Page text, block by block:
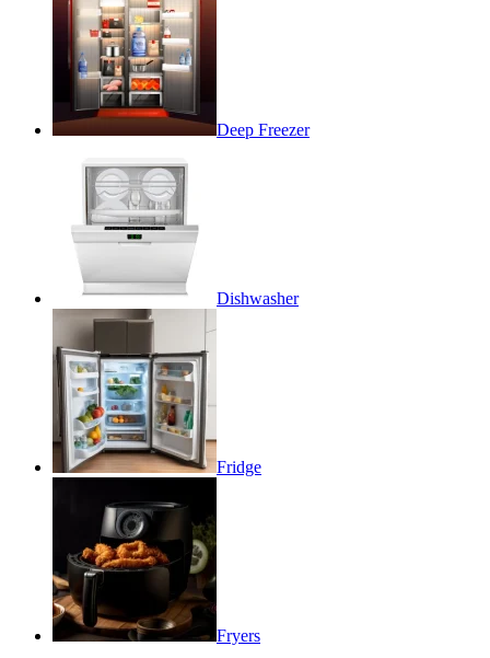
Deep Freezer
Dishwasher
Fridge
Fryers